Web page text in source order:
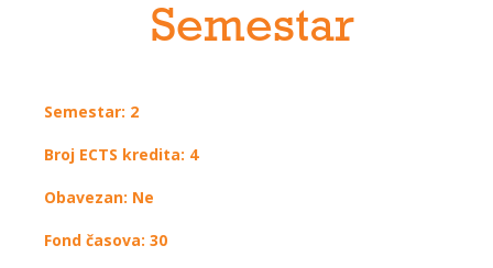
Semestar
Semestar: 2
Broj ECTS kredita: 4
Obavezan: Ne
Fond časova: 30